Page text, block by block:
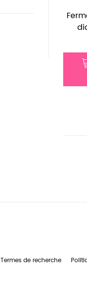
Termes de recherche